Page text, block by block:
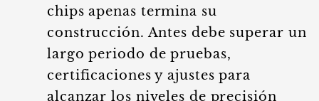
chips apenas termina su
construcción. Antes debe superar un
largo periodo de pruebas,
certificaciones y ajustes para
alcanzar los niveles de precisión